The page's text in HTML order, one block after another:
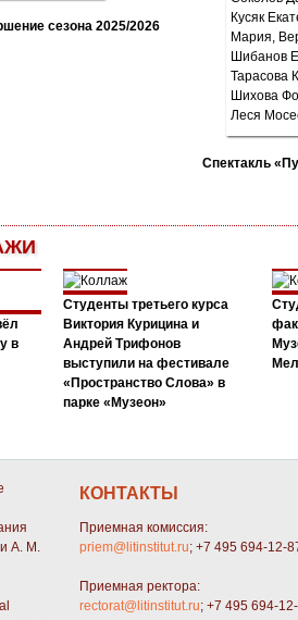
сезона 2025/2026
Спектакль
в
Студенты третьего курса
Виктория Курицина и
Андрей Трифонов
выступили на фестивале
«Пространство Слова» в
парке «Музеон»
А. М.
КОНТАКТЫ
Приемная комиссия:
priem@litinstitut.ru; +7 495 694-12-
Приемная ректора:
rectorat@litinstitut.ru; +7 495 694-